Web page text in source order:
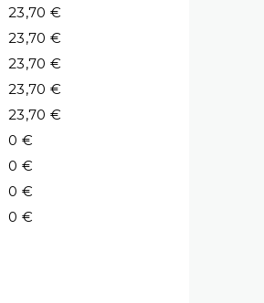
23,70 €
23,70 €
23,70 €
23,70 €
23,70 €
0 €
0 €
0 €
0 €